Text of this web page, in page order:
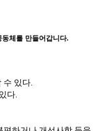
체를 만들어갑니다.
수 있다.
다.